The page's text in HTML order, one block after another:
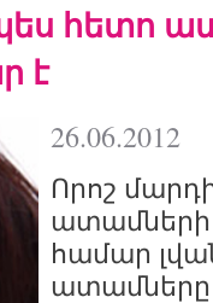
հետո
է
26.06.2012
Որոշ
ատամների
համար